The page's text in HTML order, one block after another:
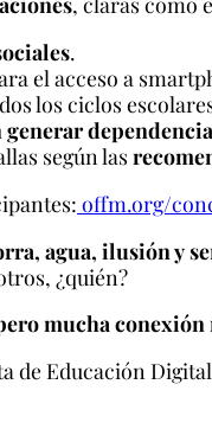
.
el acceso a
los ciclos
generar dependencia
según las
offm.org/
agua, ilusión y
¿quién?
mucha conexión
de Educación